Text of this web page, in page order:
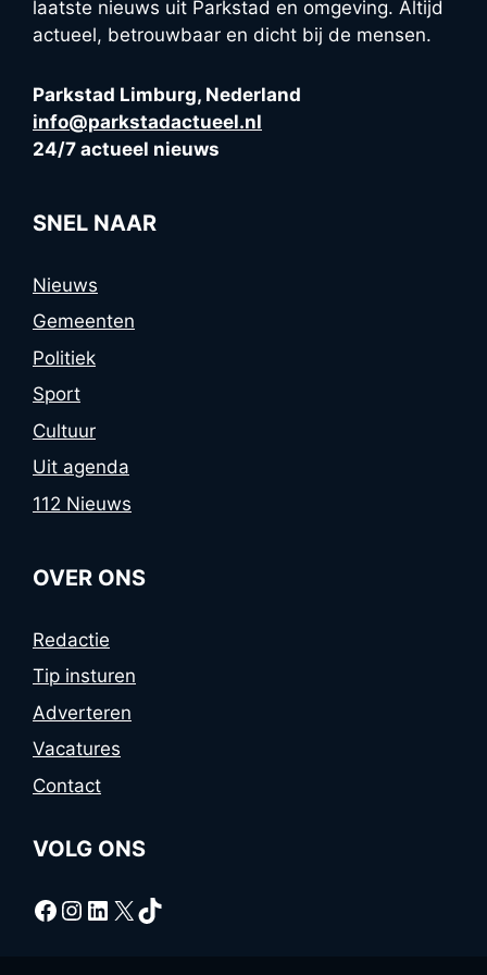
laatste nieuws uit Parkstad en omgeving. Altijd
actueel, betrouwbaar en dicht bij de mensen.
Parkstad Limburg, Nederland
info@parkstadactueel.nl
24/7 actueel nieuws
SNEL NAAR
Nieuws
Gemeenten
Politiek
Sport
Cultuur
Uit agenda
112 Nieuws
OVER ONS
Redactie
Tip insturen
Adverteren
Vacatures
Contact
VOLG ONS
Facebook
Instagram
LinkedIn
X TikTok